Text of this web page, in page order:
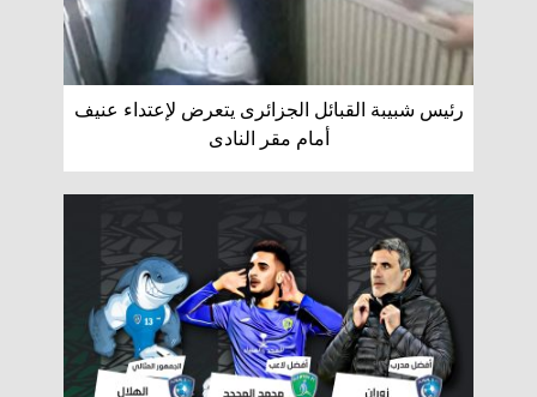
رئيس شبيبة القبائل الجزائرى يتعرض لإعتداء عنيف
أمام مقر النادى